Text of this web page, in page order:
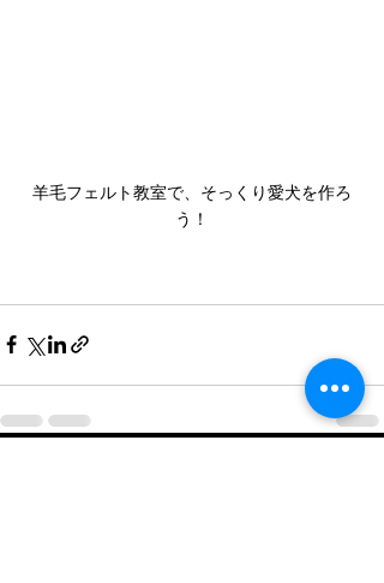
羊毛フェルト教室で、そっくり愛犬を作ろ
う！